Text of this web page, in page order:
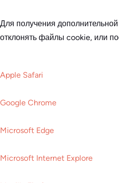
Для получения
отклонять файлы cookie, или
Apple Safari
Google Chrome
Microsoft Edge
Microsoft Internet Explore